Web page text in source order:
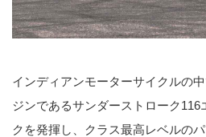
インディアンモーターサイクルの
ジンであるサンダーストローク
クを発揮し、クラス最高レベルの